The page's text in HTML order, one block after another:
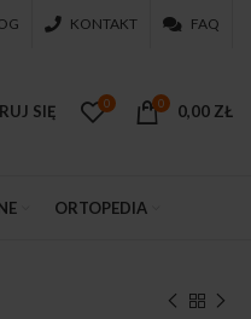
KONTAKT FAQ
SIĘ 0 0 0,00 ZŁ
ORTOPEDIA